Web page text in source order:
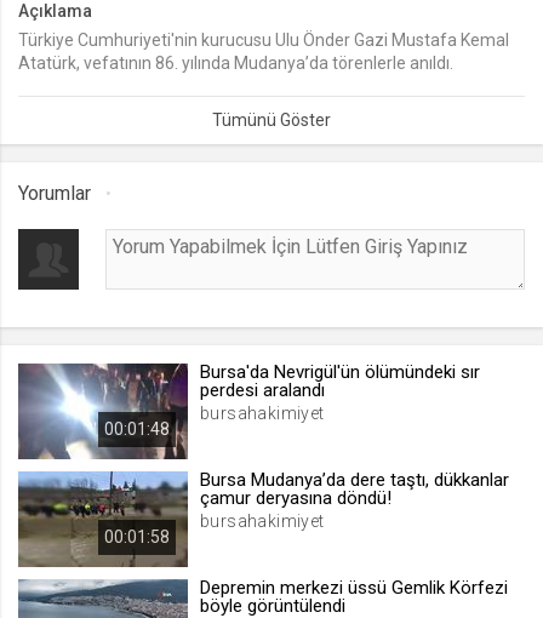
lang
.web.tv
Seçilen dil tercihini tutmak
.web.tv
[hash]
.web.tv
Site içeriği önerme
Açıklama
Türkiye Cumhuriyeti'nin kurucusu Ulu Önder Gazi Mustafa Kemal
Atatürk, vefatının 86. yılında Mudanya’da törenlerle anıldı.
1938 tarihli gazetelerin yıldırım baskısını dönem giysileri
içerisindeki gazeteci çocuklar dağıttı. “Anma Vapuru” ile denizde
Yorumlar
00:01:48
Bursa'da Nevrigül'ün ölümündeki sır
perdesi aralandı
bursahakimiyet
00:01:58
Bursa Mudanya’da dere taştı, dükkanlar
çamur deryasına döndü!
bursahakimiyet
Depremin merkezi üssü Gemlik Körfezi
böyle görüntülendi